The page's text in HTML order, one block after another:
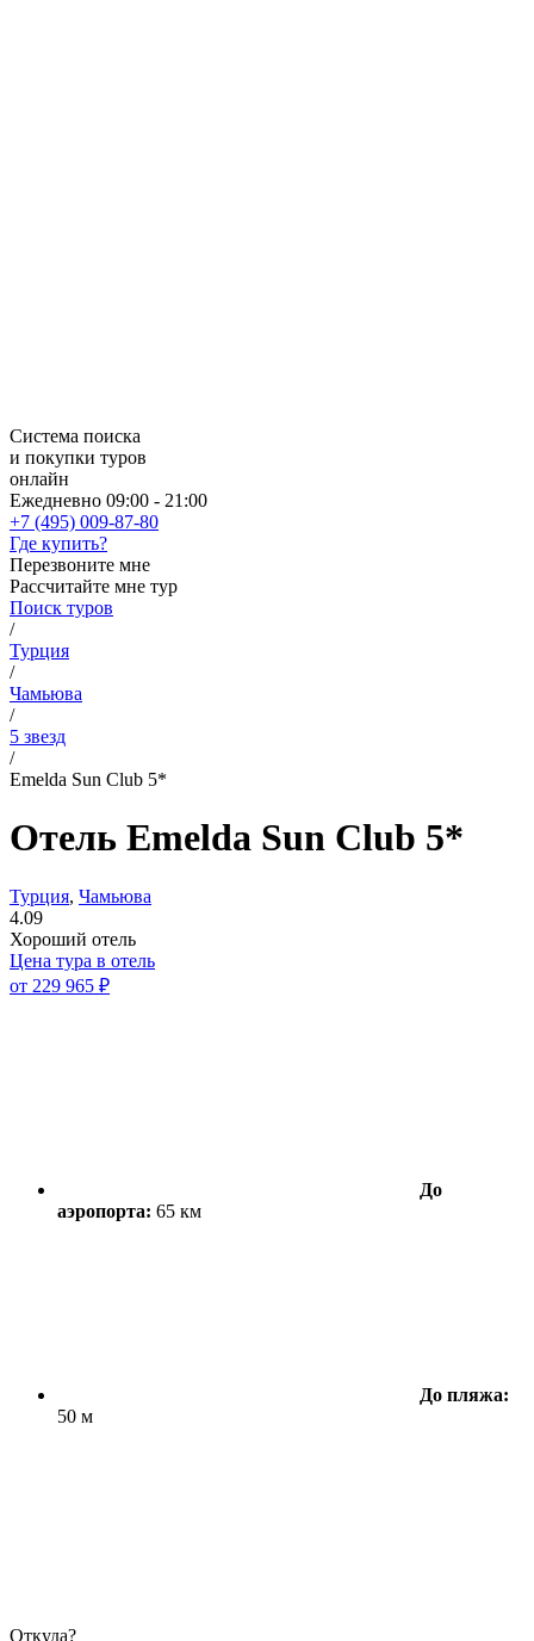
Система поиска
и покупки туров
онлайн
Ежедневно 09:00 - 21:00
+7 (495) 009-87-80
Где купить?
Перезвоните мне
Рассчитайте мне тур
Поиск туров
/
Турция
/
Чамьюва
/
5 звезд
/
Emelda Sun Club 5*
Отель Emelda Sun Club 5*
Турция, Чамьюва
4.09
Хороший отель
Цена тура в отель
от 229 965 ₽
До
аэропорта: 65 км
До пляжа:
50 м
Откуда?